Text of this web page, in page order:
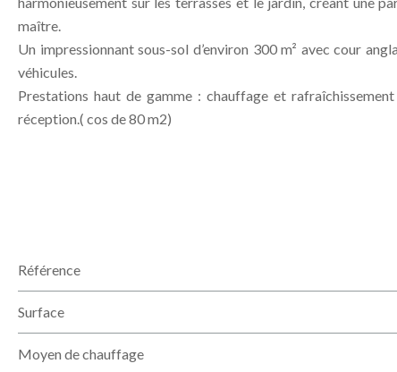
maître.
Un impressionnant sous-sol d’environ 300 m² avec cour
véhicules.
Prestations haut de gamme : chauffage et
réception.( cos de 80 m2)
Référence
Surface
Moyen de chauffage